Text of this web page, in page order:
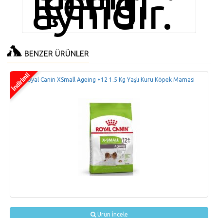
aynıdır.
BENZER ÜRÜNLER
Royal Canin XSmall Ageing +12 1.5 Kg Yaşlı Kuru Köpek Mamasi
Ürün İncele